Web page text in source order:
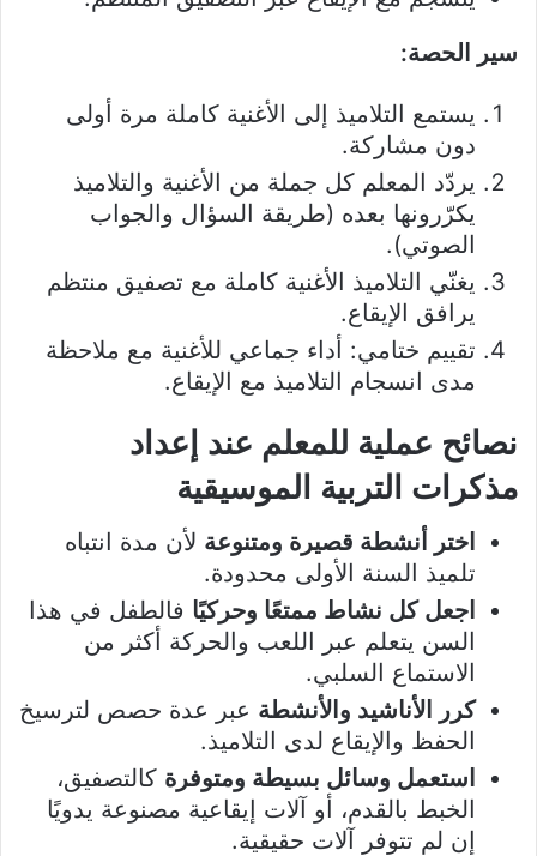
سير الحصة:
يستمع التلاميذ إلى الأغنية كاملة مرة أولى
دون مشاركة.
يردّد المعلم كل جملة من الأغنية والتلاميذ
يكرّرونها بعده (طريقة السؤال والجواب
الصوتي).
يغنّي التلاميذ الأغنية كاملة مع تصفيق منتظم
يرافق الإيقاع.
تقييم ختامي: أداء جماعي للأغنية مع ملاحظة
مدى انسجام التلاميذ مع الإيقاع.
نصائح عملية للمعلم عند إعداد
مذكرات التربية الموسيقية
اختر أنشطة قصيرة ومتنوعة لأن مدة انتباه
تلميذ السنة الأولى محدودة.
اجعل كل نشاط ممتعًا وحركيًا فالطفل في هذا
السن يتعلم عبر اللعب والحركة أكثر من
الاستماع السلبي.
كرر الأناشيد والأنشطة عبر عدة حصص لترسيخ
الحفظ والإيقاع لدى التلاميذ.
استعمل وسائل بسيطة ومتوفرة كالتصفيق،
الخبط بالقدم، أو آلات إيقاعية مصنوعة يدويًا
إن لم تتوفر آلات حقيقية.